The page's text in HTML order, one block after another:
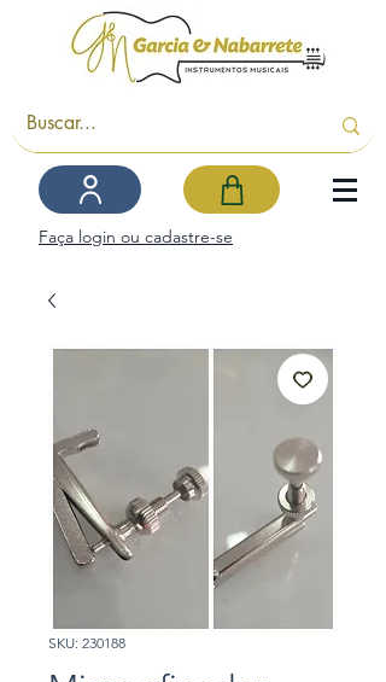
Faça login ou cadastre-se
SKU: 230188